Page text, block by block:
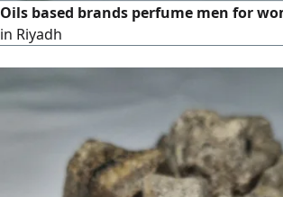
Oils based brands perfume men for
in Riyadh